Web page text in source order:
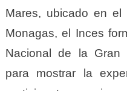
Mares, ubicado en el
Monagas, el Inces
Nacional de la Gran
para mostrar la